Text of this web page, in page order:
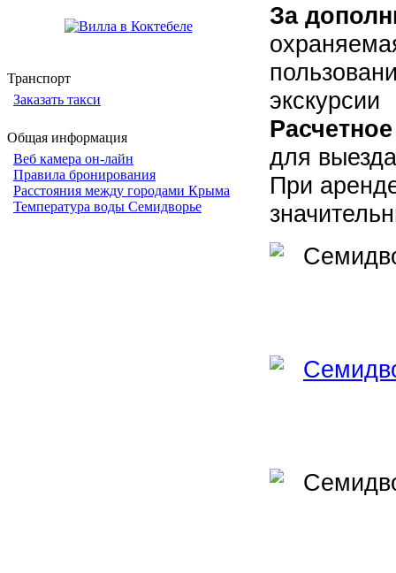
Транспорт
Заказать такси
Общая информация
Веб камера он-лайн
Правила бронирования
Расстояния между городами Крыма
Температура воды Семидворье
За
экскурсии
для
При